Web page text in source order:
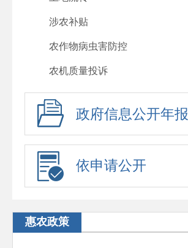
涉农补贴
农作物病虫害防控
农机质量投诉
政府信息公开年报
依申请公开
惠农政策